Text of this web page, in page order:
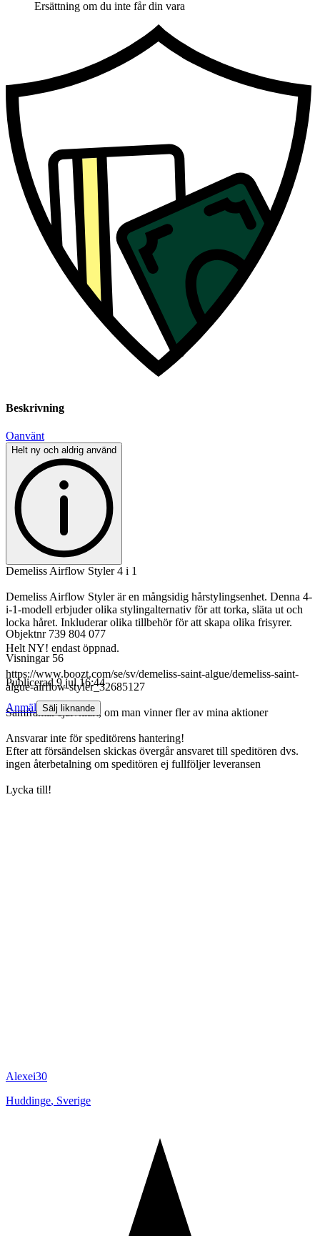
Ersättning om du inte får din vara
Beskrivning
Oanvänt
Helt ny och aldrig använd
Demeliss Airflow Styler 4 i 1
Demeliss Airflow Styler är en mångsidig hårstylingsenhet. Denna 4-
i-1-modell erbjuder olika stylingalternativ för att torka, släta ut och
locka håret. Inkluderar olika tillbehör för att skapa olika frisyrer.
Helt NY! endast öppnad.
https://www.boozt.com/se/sv/demeliss-saint-algue/demeliss-saint-
algue-airflow-styler_32685127
Samfraktar självklart, om man vinner fler av mina aktioner
Ansvarar inte för speditörens hantering!
Efter att försändelsen skickas övergår ansvaret till speditören dvs.
ingen återbetalning om speditören ej fullföljer leveransen
Lycka till!
Objektnr 739 804 077
Visningar 56
Publicerad 9 jul 16:44
Anmäl Sälj liknande
Alexei30
Huddinge, Sverige